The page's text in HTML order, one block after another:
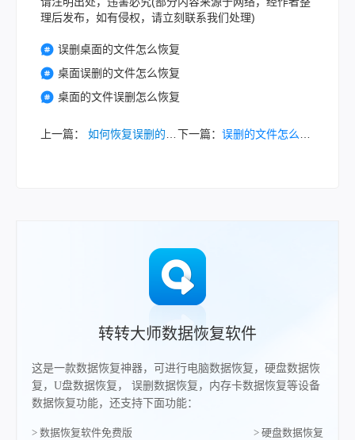
理后发布，如有侵权，请立刻联系我们处理)
误删桌面的文件怎么恢复
桌面误删的文件怎么恢复
桌面的文件误删怎么恢复
上一篇： 如何恢复误删的文件 下一篇： 误删的文件怎么用软件恢复？赶紧用这恢复软件!
转转大师数据恢复软件
这是一款数据恢复神器，可进行电脑数据恢复，硬盘数据恢
复，U盘数据恢复， 误删数据恢复，内存卡数据恢复等设备
数据恢复功能，还支持下面功能：
> 数据恢复软件免费版 > 硬盘数据恢复